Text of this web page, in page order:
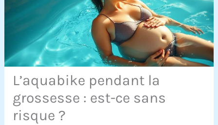
L’aquabike pendant la
grossesse : est-ce sans
risque ?